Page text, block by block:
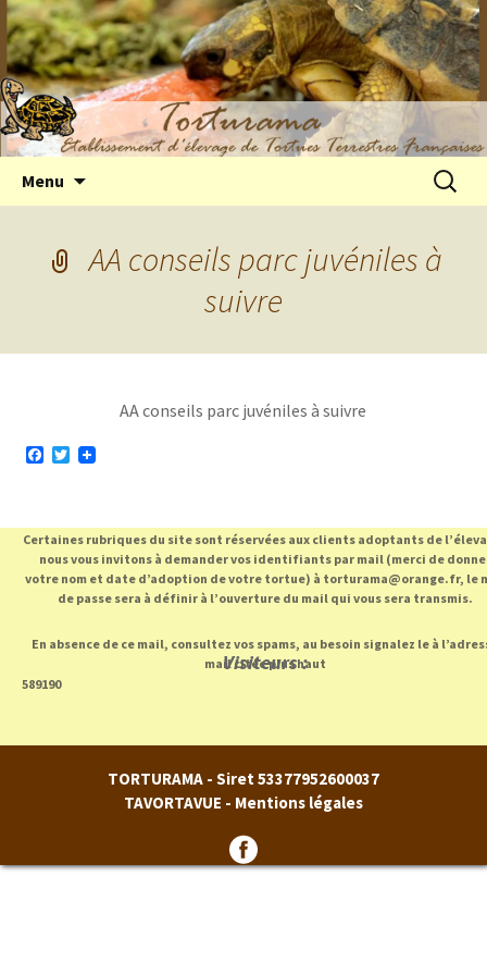
Elevage de tortues terrestres françaises
Hermann
Menu
AA conseils parc juvéniles à
suivre
AA conseils parc juvéniles à suivre
b
o
o
k
T
t
e
r
Certaines rubriques du site sont réservées aux clients adoptants de
nous vous invitons à demander vos identifiants par mail (merci de
votre nom et date d’adoption de votre tortue) à torturama@orange.fr, le
de passe sera à définir à l’ouverture du mail qui vous sera transmis.
En absence de ce mail, consultez vos spams, au besoin signalez le à
mail citée plus haut
Visiteurs :
589190
TORTURAMA - Siret 53377952600037
TAVORTAVUE - Mentions légales